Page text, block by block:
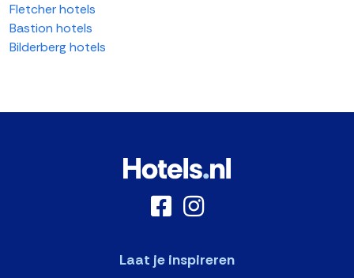
Fletcher hotels
Bastion hotels
Bilderberg hotels
Laat je inspireren